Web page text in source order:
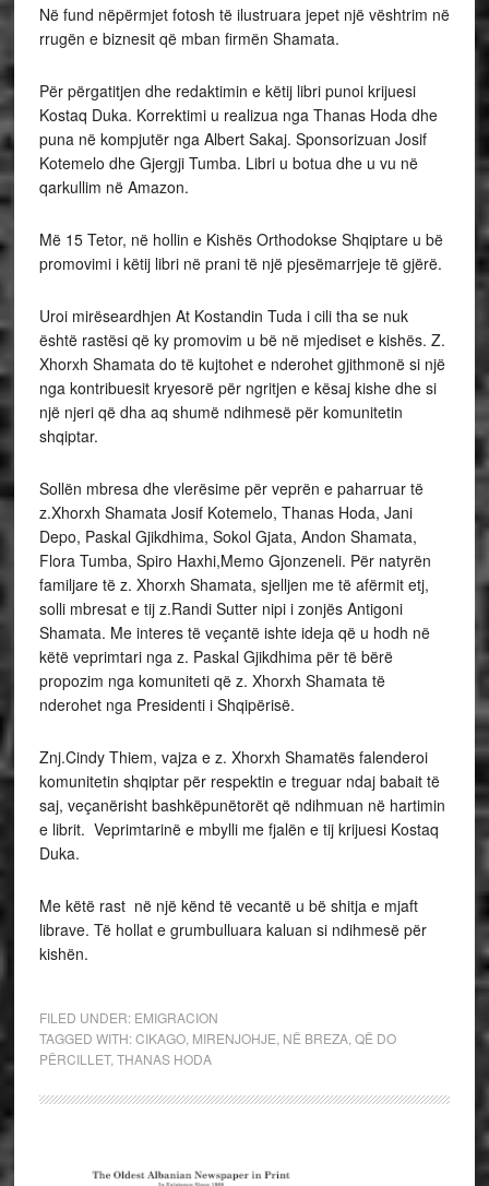
Në fund nëpërmjet fotosh të ilustruara jepet një vështrim në
rrugën e biznesit që mban firmën Shamata.
Për përgatitjen dhe redaktimin e këtij libri punoi krijuesi
Kostaq Duka. Korrektimi u realizua nga Thanas Hoda dhe
puna në kompjutër nga Albert Sakaj. Sponsorizuan Josif
Kotemelo dhe Gjergji Tumba. Libri u botua dhe u vu në
qarkullim në Amazon.
Më 15 Tetor, në hollin e Kishës Orthodokse Shqiptare u bë
promovimi i këtij libri në prani të një pjesëmarrjeje të gjërë.
Uroi mirëseardhjen At Kostandin Tuda i cili tha se nuk
është rastësi që ky promovim u bë në mjediset e kishës. Z.
Xhorxh Shamata do të kujtohet e nderohet gjithmonë si një
nga kontribuesit kryesorë për ngritjen e kësaj kishe dhe si
një njeri që dha aq shumë ndihmesë për komunitetin
shqiptar.
Sollën mbresa dhe vlerësime për veprën e paharruar të
z.Xhorxh Shamata Josif Kotemelo, Thanas Hoda, Jani
Depo, Paskal Gjikdhima, Sokol Gjata, Andon Shamata,
Flora Tumba, Spiro Haxhi,Memo Gjonzeneli. Për natyrën
familjare të z. Xhorxh Shamata, sjelljen me të afërmit etj,
solli mbresat e tij z.Randi Sutter nipi i zonjës Antigoni
Shamata. Me interes të veçantë ishte ideja që u hodh në
këtë veprimtari nga z. Paskal Gjikdhima për të bërë
propozim nga komuniteti që z. Xhorxh Shamata të
nderohet nga Presidenti i Shqipërisë.
Znj.Cindy Thiem, vajza e z. Xhorxh Shamatës falenderoi
komunitetin shqiptar për respektin e treguar ndaj babait të
saj, veçanërisht bashkëpunëtorët që ndihmuan në hartimin
e librit. Veprimtarinë e mbylli me fjalën e tij krijuesi Kostaq
Duka.
Me këtë rast në një kënd të vecantë u bë shitja e mjaft
librave. Të hollat e grumbulluara kaluan si ndihmesë për
kishën.
FILED UNDER: EMIGRACION
TAGGED WITH:CIKAGO, MIRENJOHJE NË BREZA, QË DO
PËRCILLET, THANAS HODA